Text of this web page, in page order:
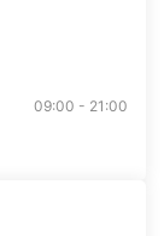
09:00 - 21:00